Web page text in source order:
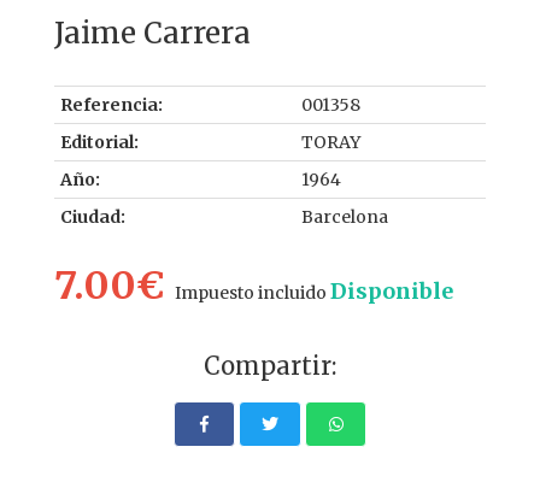
Jaime Carrera
Referencia:
001358
Editorial:
TORAY
Año:
1964
Ciudad:
Barcelona
7.00€ Impuesto incluido Disponible
Compartir: